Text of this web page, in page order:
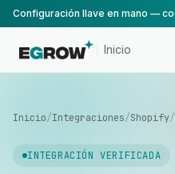
Inicio
Inicio/Integraciones/Shopify/
INTEGRACIÓN VERIFICADA